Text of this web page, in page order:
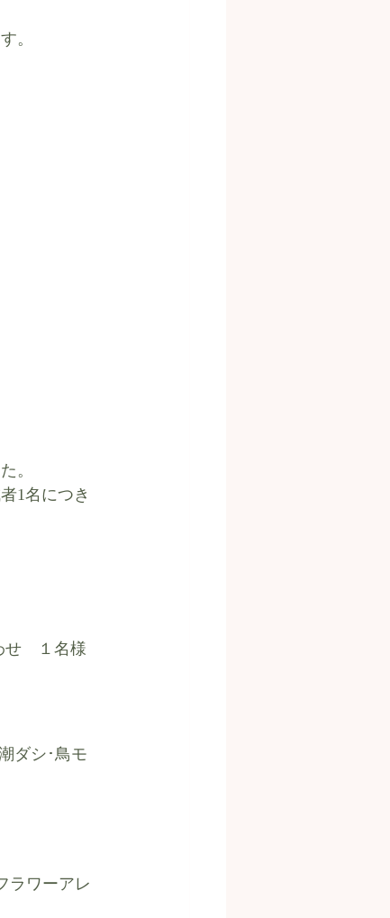
。
。
1名につき
せ　１名様
ダシ･鳥モ
ラワーアレ